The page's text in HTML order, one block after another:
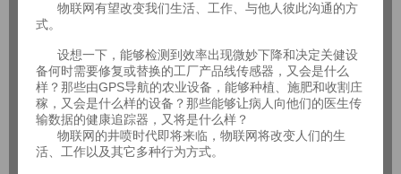
物联网有望改变我们生活、工作、与他人彼此沟通的方
式。
设想一下，能够检测到效率出现微妙下降和决定关健设
备何时需要修复或替换的工厂产品线传感器，又会是什么
样？那些由GPS导航的农业设备，能够种植、施肥和收割庄
稼，又会是什么样的设备？那些能够让病人向他们的医生传
输数据的健康追踪器，又将是什么样？
物联网的井喷时代即将来临，物联网将改变人们的生
活、工作以及其它多种行为方式。